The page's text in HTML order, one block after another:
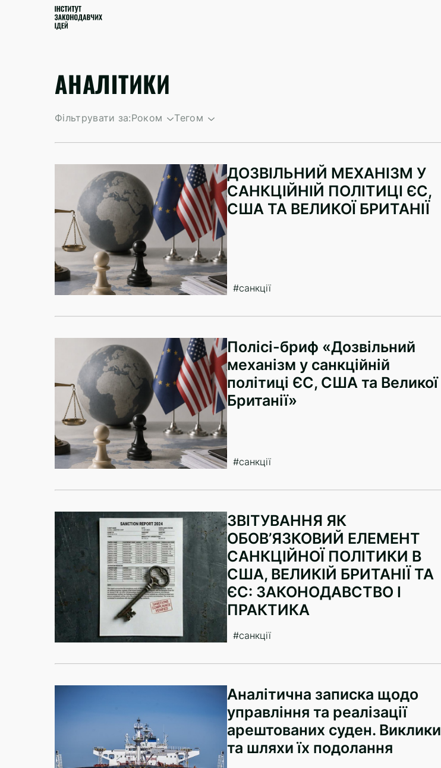
АНАЛІТИКИ
Фільтрувати за:Роком
Тегом
облік збитків
санкції
ДОЗВІЛЬНИЙ МЕХАНІЗМ У
САНКЦІЙНІЙ ПОЛІТИЦІ ЄС,
США ТА ВЕЛИКОЇ БРИТАНІЇ
#санкції
Полісі-бриф «Дозвільний
механізм у санкційній
політиці ЄС, США та Великої
Британії»
#санкції
ЗВІТУВАННЯ ЯК
ОБОВ’ЯЗКОВИЙ ЕЛЕМЕНТ
САНКЦІЙНОЇ ПОЛІТИКИ В
США, ВЕЛИКІЙ БРИТАНІЇ ТА
ЄС: ЗАКОНОДАВСТВО І
ПРАКТИКА
#санкції
Аналітична записка щодо
управління та реалізації
арештованих суден. Виклики
та шляхи їх подолання